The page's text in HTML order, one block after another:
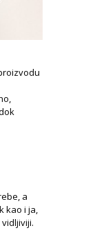
a
kao i ja,